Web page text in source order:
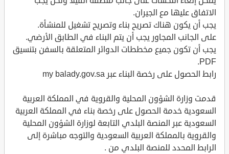
الاتفاق عليها مع الجيران.
يجب أن يكون هناك تصريح بناء وتصريح تشغيل للمنشأة.
على الجانب المجاور يجب أن يتم البناء في الطابق الأرضي.
يجب أن تكون جميع مخططات الدوائر المتعلقة بالسفن بتنسيق
PDF.
رابط الحصول على رخصة البناء عبر my balady.gov.sa
قدمت وزارة الشؤون المحلية والقروية في المملكة العربية
السعودية خدمة الحصول على رخصة بناء في المملكة العربية
السعودية عبر المنصة البلدي التابعة لوزارة الشؤون المحلية
والقروية بالمملكة العربية السعودية والتوجه مباشرة إلى
الرابط المحدد للمنصة البلدي من .